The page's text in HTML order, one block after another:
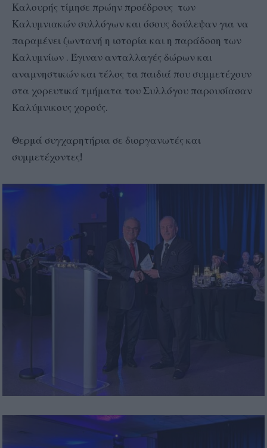
Καλουρής τίμησε πρώην προέδρους των
Καλυμνιακών συλλόγων και όσους δούλεψαν για να
παραμένει ζωντανή η ιστορία και η παράδοση των
Καλυμνίων . Έγιναν ανταλλαγές δώρων και
αναμνηστικών και τέλος τα παιδιά που συμμετέχουν
στα χορευτικά τμήματα του Συλλόγου παρουσίασαν
Καλύμνικους χορούς.
Θερμά συγχαρητήρια σε διοργανωτές και
συμμετέχοντες!